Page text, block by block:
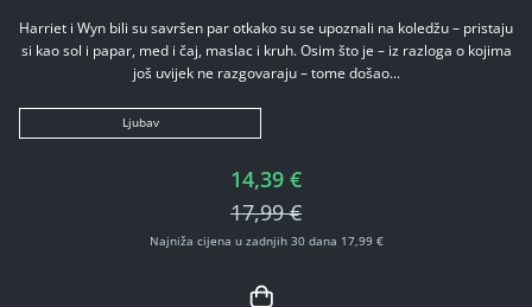
Harriet i Wyn bili su savršen par otkako su se upoznali na koledžu – pristaju
si kao sol i papar, med i čaj, maslac i kruh. Osim što je – iz razloga o kojima
još uvijek ne razgovaraju – tome došao...
Ljubav
14,39 €
17,99 €
Najniža cijena u zadnjih 30 dana 17,99 €